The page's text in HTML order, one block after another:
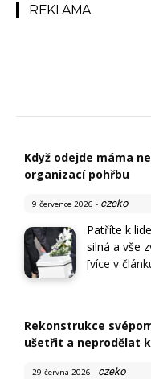
REKLAMA
Když odejde máma
organizací pohřbu
9 července 2026 - czeko
Patříte k
silná a vše
[více v
Rekonstrukce
ušetřit a neprodělat
29 června 2026 - czeko